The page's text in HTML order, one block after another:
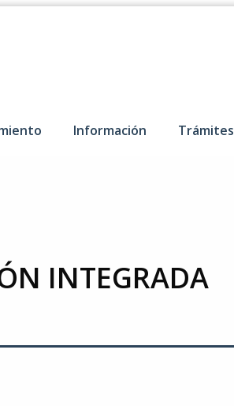
Información Trámites
INTEGRADA